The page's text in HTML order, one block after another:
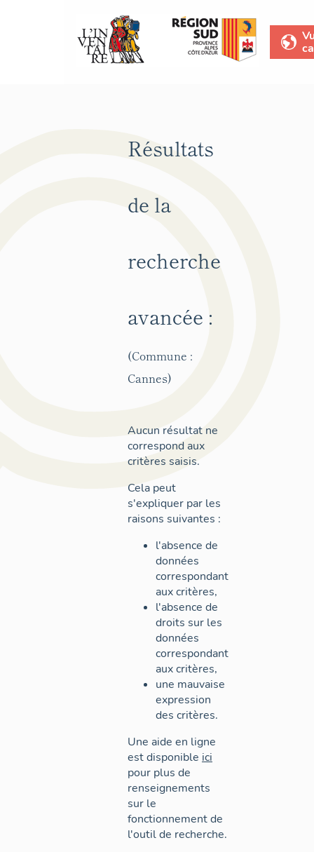
Résultats
de la
recherche
avancée :
(Commune :
Cannes)
Aucun résultat ne
correspond aux
critères saisis.
Cela peut
s'expliquer par les
raisons suivantes :
l'absence de
données
correspondant
aux critères,
l'absence de
droits sur les
données
correspondant
aux critères,
une mauvaise
expression
des critères.
Une aide en ligne
est disponible ici
pour plus de
renseignements
sur le
fonctionnement de
l'outil de recherche.